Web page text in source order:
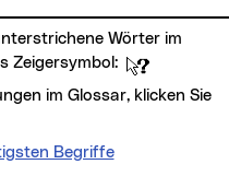
Zeigersymbol:
Begriffe